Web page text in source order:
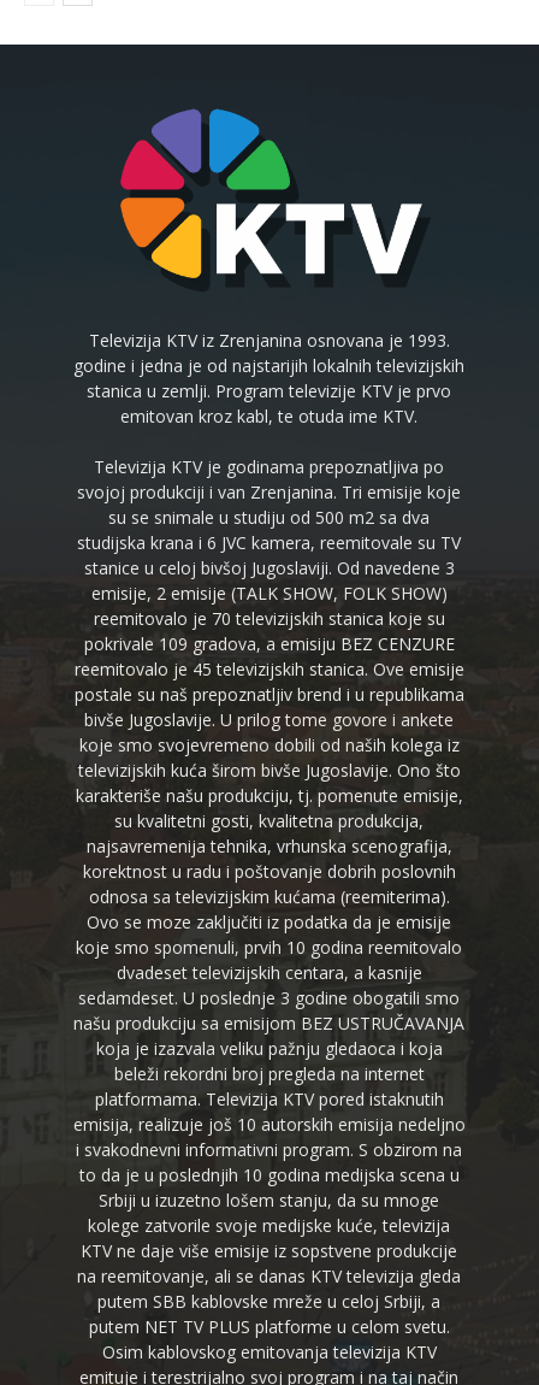
Televizija KTV iz Zrenjanina osnovana je 1993.
godine i jedna je od najstarijih lokalnih televizijskih
stanica u zemlji. Program televizije KTV je prvo
emitovan kroz kabl, te otuda ime KTV.
Televizija KTV je godinama prepoznatljiva po
svojoj produkciji i van Zrenjanina. Tri emisije koje
su se snimale u studiju od 500 m2 sa dva
studijska krana i 6 JVC kamera, reemitovale su TV
stanice u celoj bivšoj Jugoslaviji. Od navedene 3
emisije, 2 emisije (TALK SHOW, FOLK SHOW)
reemitovalo je 70 televizijskih stanica koje su
pokrivale 109 gradova, a emisiju BEZ CENZURE
reemitovalo je 45 televizijskih stanica. Ove emisije
postale su naš prepoznatljiv brend i u republikama
bivše Jugoslavije. U prilog tome govore i ankete
koje smo svojevremeno dobili od naših kolega iz
televizijskih kuća širom bivše Jugoslavije. Ono što
karakteriše našu produkciju, tj. pomenute emisije,
su kvalitetni gosti, kvalitetna produkcija,
najsavremenija tehnika, vrhunska scenografija,
korektnost u radu i poštovanje dobrih poslovnih
odnosa sa televizijskim kućama (reemiterima).
Ovo se moze zaključiti iz podatka da je emisije
koje smo spomenuli, prvih 10 godina reemitovalo
dvadeset televizijskih centara, a kasnije
sedamdeset. U poslednje 3 godine obogatili smo
našu produkciju sa emisijom BEZ USTRUČAVANJA
koja je izazvala veliku pažnju gledaoca i koja
beleži rekordni broj pregleda na internet
platformama. Televizija KTV pored istaknutih
emisija, realizuje još 10 autorskih emisija nedeljno
i svakodnevni informativni program. S obzirom na
to da je u poslednjih 10 godina medijska scena u
Srbiji u izuzetno lošem stanju, da su mnoge
kolege zatvorile svoje medijske kuće, televizija
KTV ne daje više emisije iz sopstvene produkcije
na reemitovanje, ali se danas KTV televizija gleda
putem SBB kablovske mreže u celoj Srbiji, a
putem NET TV PLUS platforme u celom svetu.
Osim kablovskog emitovanja televizija KTV
emituje i terestrijalno svoj program i na taj način